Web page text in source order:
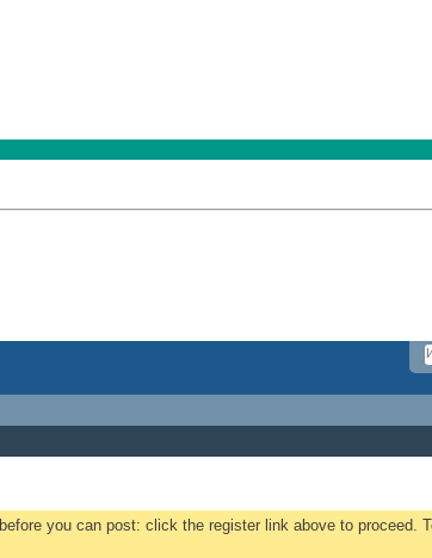
before you can post: click the register link above to proceed.